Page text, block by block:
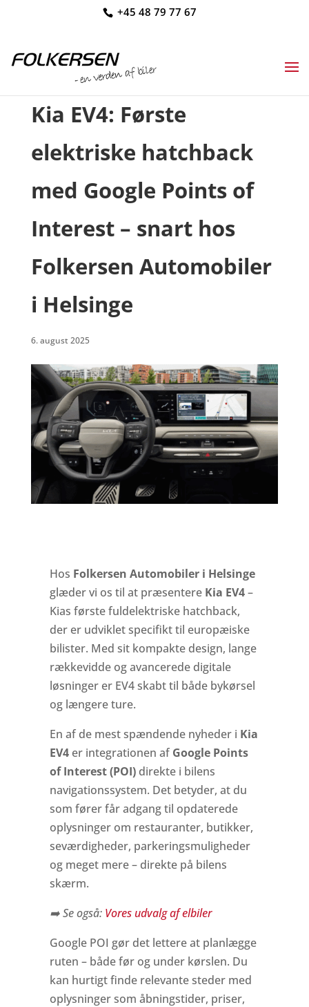
+45 48 79 77 67
Kia EV4: Første
elektriske hatchback
med Google Points of
Interest – snart hos
Folkersen Automobiler
i Helsinge
6. august 2025
Hos Folkersen Automobiler i Helsinge
glæder vi os til at præsentere Kia EV4–
Kias første fuldelektriske hatchback,
der er udviklet specifikt til europæiske
bilister. Med sit kompakte design, lange
rækkevidde og avancerede digitale
løsninger er EV4 skabt til både bykørsel
og længere ture.
En af de mest spændende nyheder i Kia
EV4er integrationen af Google Points
of Interest (POI)direkte i bilens
navigationssystem. Det betyder, at du
som fører får adgang til opdaterede
oplysninger om restauranter, butikker,
seværdigheder, parkeringsmuligheder
og meget mere – direkte på bilens
skærm.
➡️ Se også: Vores udvalg af elbiler
Google POI gør det lettere at planlægge
ruten – både før og under kørslen. Du
kan hurtigt finde relevante steder med
oplysninger som åbningstider, priser,